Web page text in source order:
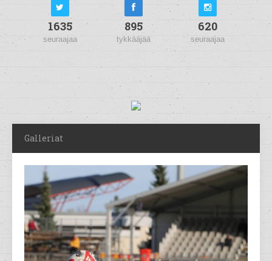
1635
seuraajaa
895
tykkääjää
620
seuraajaa
Galleriat